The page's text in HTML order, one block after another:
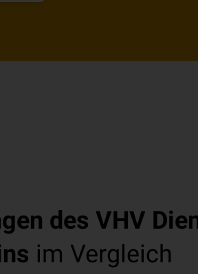
des VHV
im Vergleich